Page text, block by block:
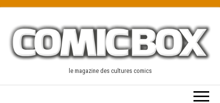
content
le magazine des cultures comics